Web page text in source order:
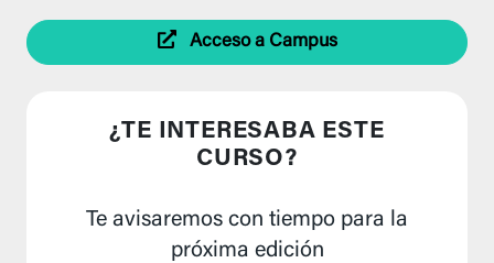
Acceso a Campus
¿TE INTERESABA ESTE
CURSO?
Te avisaremos con tiempo para la
próxima edición